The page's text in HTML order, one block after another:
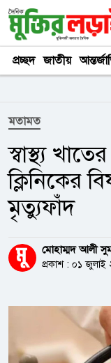
প্রচ্ছদ জাতীয়
মতামত
স্বাস্থ্য
ক্লিনিকের
মৃত্যুফাঁদ
মোহাম্মদ আলী
প্রকাশ : ০১ জুলাই